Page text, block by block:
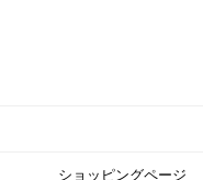
ショッピングページ